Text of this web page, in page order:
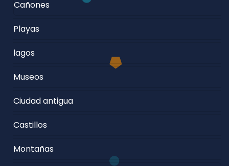
Cañones
Playas
lagos
Museos
Ciudad antigua
Castillos
Montañas